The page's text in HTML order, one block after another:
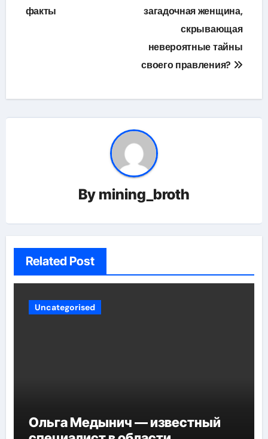
факты
загадочная женщина,
скрывающая
невероятные тайны
своего правления?
By mining_broth
Related Post
Uncategorised
Ольга Медынич — известный